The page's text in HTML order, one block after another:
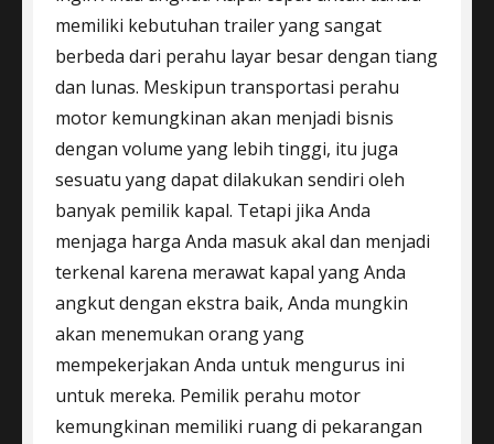
memiliki kebutuhan trailer yang sangat
berbeda dari perahu layar besar dengan tiang
dan lunas. Meskipun transportasi perahu
motor kemungkinan akan menjadi bisnis
dengan volume yang lebih tinggi, itu juga
sesuatu yang dapat dilakukan sendiri oleh
banyak pemilik kapal. Tetapi jika Anda
menjaga harga Anda masuk akal dan menjadi
terkenal karena merawat kapal yang Anda
angkut dengan ekstra baik, Anda mungkin
akan menemukan orang yang
mempekerjakan Anda untuk mengurus ini
untuk mereka. Pemilik perahu motor
kemungkinan memiliki ruang di pekarangan